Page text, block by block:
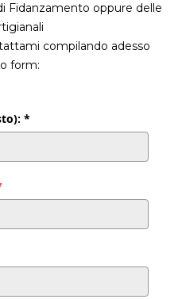
Fidanzamento oppure delle
compilando adesso
form:
*